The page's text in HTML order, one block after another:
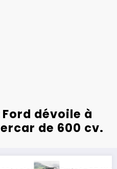
Ford dévoile à
de 600 cv.